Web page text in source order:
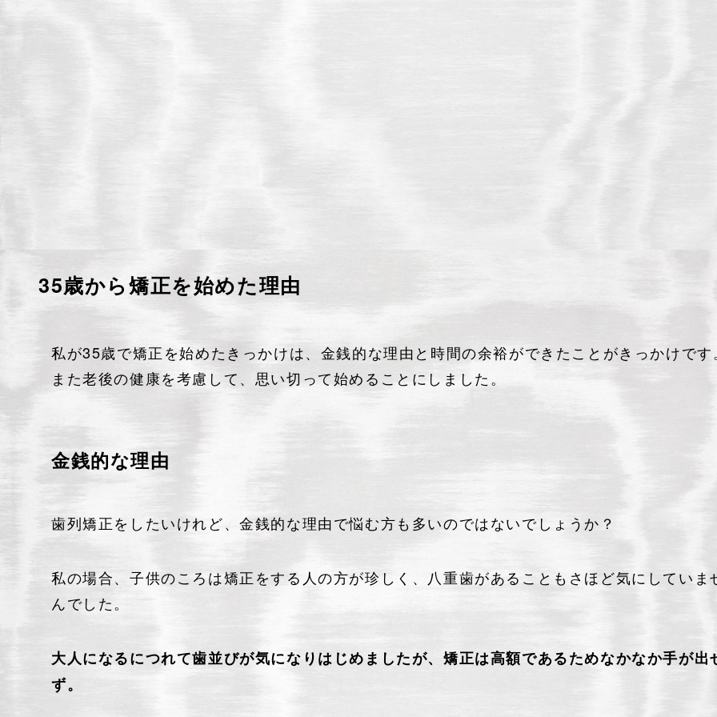
35歳から矯正を始めた理由
私が35歳で矯正を始めたきっかけは、金銭的な理由と時間の余裕ができたことがきっかけです
また老後の健康を考慮して、思い切って始めることにしました。
金銭的な理由
歯列矯正をしたいけれど、金銭的な理由で悩む方も多いのではないでしょうか？
私の場合、子供のころは矯正をする人の方が珍しく、八重歯があることもさほど気にしていま
んでした。
大人になるにつれて歯並びが気になりはじめましたが、矯正は高額であるためなかなか手が出
ず。